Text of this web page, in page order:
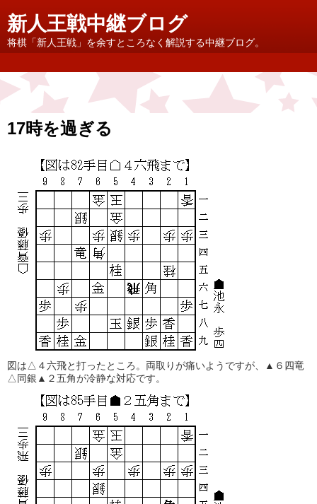
新人王戦中継ブログ
将棋「新人王戦」を余すところなく解説する中継ブログ。
17時を過ぎる
図は△４六飛と打ったところ。両取りが痛いようですが、▲６四竜
△同銀▲２五角が冷静な対応です。